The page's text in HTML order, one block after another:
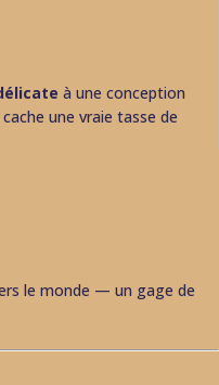
à une conception
une vraie tasse de
le monde — un gage de